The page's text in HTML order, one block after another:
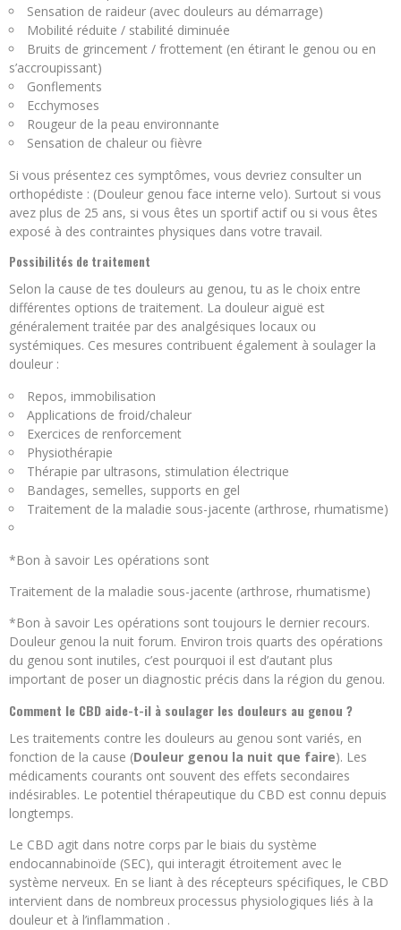
Sensation de raideur (avec douleurs au démarrage)
Mobilité réduite / stabilité diminuée
Bruits de grincement / frottement (en étirant le genou ou en
s’accroupissant)
Gonflements
Ecchymoses
Rougeur de la peau environnante
Sensation de chaleur ou fièvre
Si vous présentez ces symptômes, vous devriez consulter un
orthopédiste : (Douleur genou face interne velo). Surtout si vous
avez plus de 25 ans, si vous êtes un sportif actif ou si vous êtes
exposé à des contraintes physiques dans votre travail.
Possibilités de traitement
Selon la cause de tes douleurs au genou, tu as le choix entre
différentes options de traitement. La douleur aiguë est
généralement traitée par des analgésiques locaux ou
systémiques. Ces mesures contribuent également à soulager la
douleur :
Repos, immobilisation
Applications de froid/chaleur
Exercices de renforcement
Physiothérapie
Thérapie par ultrasons, stimulation électrique
Bandages, semelles, supports en gel
Traitement de la maladie sous-jacente (arthrose, rhumatisme)
*Bon à savoir Les opérations sont
Traitement de la maladie sous-jacente (arthrose, rhumatisme)
*Bon à savoir Les opérations sont toujours le dernier recours.
Douleur genou la nuit forum. Environ trois quarts des opérations
du genou sont inutiles, c’est pourquoi il est d’autant plus
important de poser un diagnostic précis dans la région du genou.
Comment le CBD aide-t-il à soulager les douleurs au genou ?
Les traitements contre les douleurs au genou sont variés, en
fonction de la cause (Douleur genou la nuit que faire). Les
médicaments courants ont souvent des effets secondaires
indésirables. Le potentiel thérapeutique du CBD est connu depuis
longtemps.
Le CBD agit dans notre corps par le biais du système
endocannabinoïde (SEC), qui interagit étroitement avec le
système nerveux. En se liant à des récepteurs spécifiques, le CBD
intervient dans de nombreux processus physiologiques liés à la
douleur et à l’inflammation .